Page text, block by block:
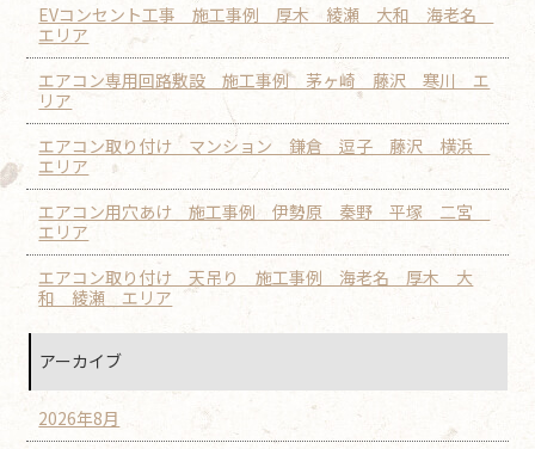
EVコンセント工事 施工事例 厚木 綾瀬 大和 海老名
エリア
エアコン専用回路敷設 施工事例 茅ヶ崎 藤沢 寒川 エ
リア
エアコン取り付け マンション 鎌倉 逗子 藤沢 横浜
エリア
エアコン用穴あけ 施工事例 伊勢原 秦野 平塚 二宮
エリア
エアコン取り付け 天吊り 施工事例 海老名 厚木 大
和 綾瀬 エリア
アーカイブ
2026年8月